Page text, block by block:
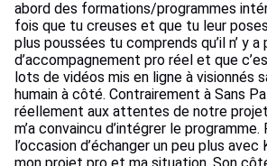
abord des formations/programmes
fois que tu creuses et que tu leur
plus poussées tu comprends qu’il n’ y a
d’accompagnement pro réel et que
lots de vidéos mis en ligne à visionnés
humain à côté. Contrairement à Sans
réellement aux attentes de notre projet
m’a convaincu d’intégrer le programme.
l’occasion d’échanger un peu plus